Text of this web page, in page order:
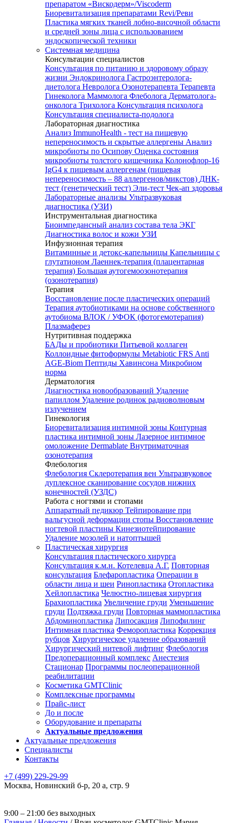
препаратом «Вискодерм»/Viscoderm
Биоревитализация препаратами Revi/Реви
Пластика мягких тканей лобно-височной области
и средней зоны лица с использованием
эндоскопической техники
Системная медицина
Консультации специалистов
Консультация по питанию и здоровому образу
жизни Эндокринолога Гастроэнтеролога-
диетолога Невролога Озонотерапевта Терапевта
Гинеколога Маммолога Флеболога Дерматолога-
онколога Трихолога Консультация психолога
Консультация специалиста-подолога
Лабораторная диагностика
Анализ ImmunoHealth - тест на пищевую
непереносимость и скрытые аллергены Анализ
микробиоты по Осипову Оценка состояния
микробиоты толстого кишечника Колонофлор-16
IgG4 к пищевым аллергенам (пищевая
непереносимость – 88 аллергенов/микстов) ДНК-
тест (генетический тест) Эли-тест Чек-ап здоровья
Лабораторные анализы Ультразвуковая
диагностика (УЗИ)
Инструментальная диагностика
Биоимпедансный анализ состава тела ЭКГ
Диагностика волос и кожи УЗИ
Инфузионная терапия
Витаминные и детокс-капельницы Капельницы с
глутатионом Лаеннек-терапия (плацентарная
терапия) Большая аутогемоозонотерапия
(озонотерапия)
Терапия
Восстановление после пластических операций
Терапия аутобиотиками на основе собственного
аутобиома ВЛОК / УФОК (фотогемотерапия)
Плазмаферез
Нутритивная поддержка
БАДы и пробиотики Питьевой коллаген
Коллоидные фитоформулы Metabiotic FRS Anti
AGE-Biom Пептиды Хавинсона Микробиом
норма
Дерматология
Диагностика новообразований Удаление
папиллом Удаление родинок радиоволновым
излучением
Гинекология
Биоревитализация интимной зоны Контурная
пластика интимной зоны Лазерное интимное
омоложение Dermablate Внутриматочная
озонотерапия
Флебология
Флебология Склеротерапия вен Ультразвуковое
дуплексное сканирование сосудов нижних
конечностей (УЗДС)
Работа с ногтями и стопами
Аппаратный педикюр Тейпирование при
вальгусной деформации стопы Восстановление
ногтевой пластины Кинезиотейпирование
Удаление мозолей и натоптышей
Пластическая хирургия
Консультация пластического хирурга
Консультация к.м.н. Котелевца А.Г. Повторная
консультация Блефаропластика Операции в
области лица и шеи Ринопластика Отопластика
Хейлопластика Челюстно-лицевая хирургия
Брахиопластика Увеличение груди Уменьшение
груди Подтяжка груди Повторная маммопластика
Абдоминопластика Липосакция Липофилинг
Интимная пластика Феморопластика Коррекция
рубцов Хирургическое удаление образований
Хирургический нитевой лифтинг Флебология
Предоперационный комплекс Анестезия
Стационар Программы послеоперационной
реабилитации
Косметика GMTClinic
Комплексные программы
Прайс-лист
До и после
Оборудование и препараты
Актуальные предложения
Актуальные предложения
Специалисты
Контакты
+7 (499) 229-29-99
Москва, Новинский б-р, 20 а, стр. 9
9:00 – 21:00 без выходных